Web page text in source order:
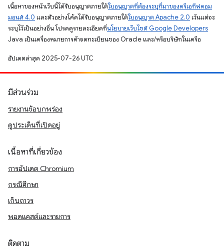
เนื้อหาของหน้าเว็บนี้ได้รับอนุญาตภายใต้ใบอนุญาตที่ต้องระบุที่มาของครีเอทีฟคอม
มอนส์ 4.0 และตัวอย่างโค้ดได้รับอนุญาตภายใต้ใบอนุญาต Apache 2.0 เว้นแต่จะ
ระบุไว้เป็นอย่างอื่น โปรดดูรายละเอียดที่นโยบายเว็บไซต์ Google Developers
Java เป็นเครื่องหมายการค้าจดทะเบียนของ Oracle และ/หรือบริษัทในเครือ
อัปเดตล่าสุด 2025-07-26 UTC
มีส่วนร่วม
รายงานข้อบกพร่อง
ดูประเด็นที่เปิดอยู่
เนื้อหาที่เกี่ยวข้อง
การอัปเดต Chromium
กรณีศึกษา
เก็บถาวร
พอดแคสต์และรายการ
ติดตาม